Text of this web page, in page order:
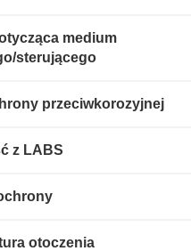
medium
sterującego
przeciwkorozyjnej
z LABS
otoczenia